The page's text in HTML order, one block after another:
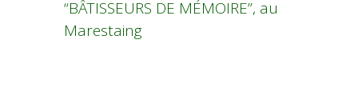
“BÂTISSEURS DE MÉMOIRE”, au
Marestaing